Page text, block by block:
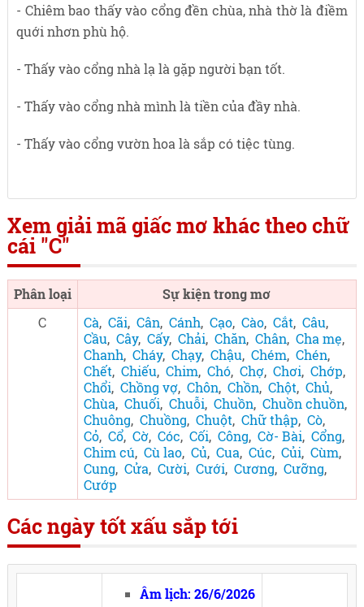
- Chiêm bao thấy vào cổng đền chùa, nhà thờ là điềm
quới nhơn phù hộ.
- Thấy vào cổng nhà lạ là gặp người bạn tốt.
- Thấy vào cổng nhà mình là tiền của đầy nhà.
- Thấy vào cổng vườn hoa là sắp có tiệc tùng.
Xem giải mã giấc mơ khác theo chữ
cái "C"
Phân loại
Sự kiện trong mơ
C
Cà, Cãi, Cân, Cánh, Cạo, Cào, Cắt, Câu,
Cầu, Cây, Cấy, Chải, Chăn, Chân, Cha mẹ,
Chanh, Cháy, Chạy, Chậu, Chém, Chén,
Chết, Chiếu, Chim, Chó, Chợ, Chơi, Chớp,
Chổi, Chồng vợ, Chôn, Chồn, Chột, Chủ,
Chùa, Chuối, Chuỗi, Chuồn, Chuồn chuồn,
Chuông, Chuồng, Chuột, Chữ thập, Cò,
Cỏ, Cổ, Cờ, Cóc, Cối, Công, Cờ- Bài, Cổng,
Chim cú, Cù lao, Củ, Cua, Cúc, Củi, Cùm,
Cung, Cửa, Cười, Cưới, Cương, Cưỡng,
Cướp
Các ngày tốt xấu sắp tới
Âm lịch: 26/6/2026